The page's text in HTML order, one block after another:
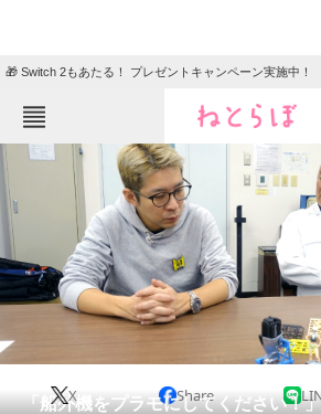
🎁 Switch 2もあたる！ プレゼントキャンペーン実施中！
ねとらぼメニュー
ニュース
エンタメ クイズ
グルメ 地域
リサーチ
会員記事
「船外機をプラモにしてください！
X Share